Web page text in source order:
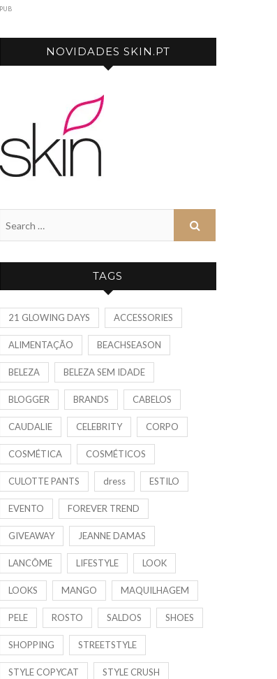
PUB
NOVIDADES SKIN.PT
TAGS
21 GLOWING DAYS ACCESSORIES
ALIMENTAÇÃO BEACHSEASON
BELEZA BELEZA SEM IDADE
BLOGGER BRANDS CABELOS
CAUDALIE CELEBRITY CORPO
COSMÉTICA COSMÉTICOS
CULOTTE PANTS dress ESTILO
EVENTO FOREVER TREND
GIVEAWAY JEANNE DAMAS
LANCÔME LIFESTYLE LOOK
LOOKS MANGO MAQUILHAGEM
PELE ROSTO SALDOS SHOES
SHOPPING STREETSTYLE
STYLE COPYCAT STYLE CRUSH